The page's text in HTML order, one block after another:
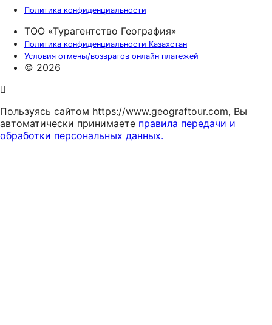
Политика конфиденциальности
ТОО «Турагентство География»
Политика конфиденциальности Казахстан
Условия отмены/возвратов онлайн платежей
© 2026
Пользуясь сайтом https://www.geograftour.com, Вы
автоматически принимаете правила передачи и
обработки персональных данных.